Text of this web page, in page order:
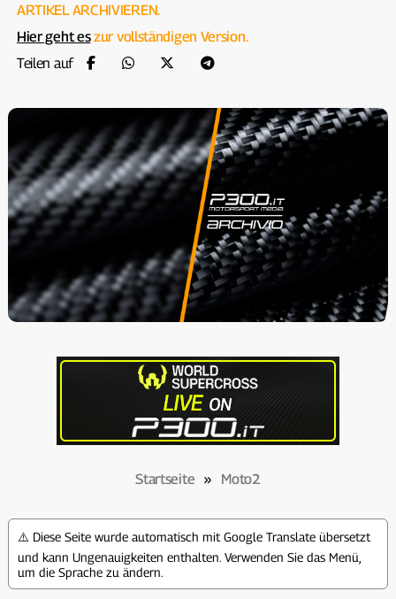
ARTIKEL ARCHIVIEREN.
Hier geht eszur vollständigen Version.
Teilen auf
Startseite » Moto2
⚠️ Diese Seite wurde automatisch mit Google Translate übersetzt
und kann Ungenauigkeiten enthalten. Verwenden Sie das Menü,
um die Sprache zu ändern.